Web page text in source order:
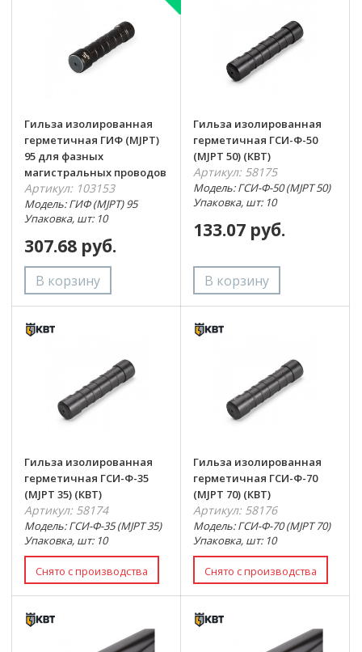
Гильза изолированная
герметичная ГИФ (MJPT)
95 для фазных
магистральных проводов
Артикул: 103153
Модель: ГИФ (MJPT) 95
Упаковка, шт: 10
307.68 руб.
Гильза изолированная
герметичная ГСИ-Ф-50
(MJPT 50) (КВТ)
Артикул: 58175
Модель: ГСИ-Ф-50 (MJPT 50)
Упаковка, шт: 10
133.07 руб.
Гильза изолированная
герметичная ГСИ-Ф-35
(MJPT 35) (КВТ)
Артикул: 58174
Модель: ГСИ-Ф-35 (MJPT 35)
Упаковка, шт: 10
Гильза изолированная
герметичная ГСИ-Ф-70
(MJPT 70) (КВТ)
Артикул: 58176
Модель: ГСИ-Ф-70 (MJPT 70)
Упаковка, шт: 10